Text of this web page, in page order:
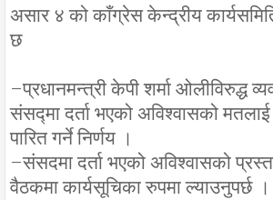
असार ४ को काँग्रेस केन्द्रीय
छ
–प्रधानमन्त्री केपी शर्मा ओलीविरुद्ध
संसद्मा दर्ता भएको अविश्वासको
पारित गर्ने निर्णय ।
–संसदमा दर्ता भएको अविश्वासको
वैठकमा कार्यसूचिका रुपमा ल्याउनुपर्छ